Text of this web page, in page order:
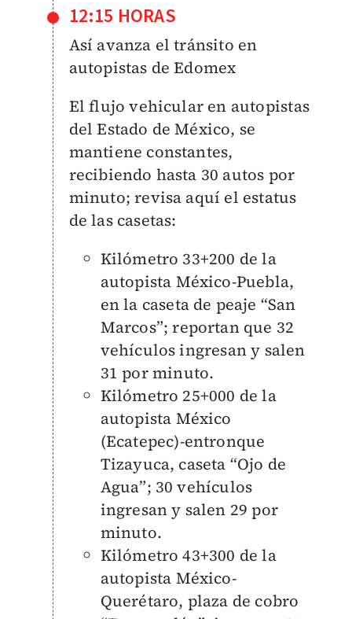
12:15 HORAS
Así avanza el tránsito en
autopistas de Edomex
El flujo vehicular en autopistas
del Estado de México, se
mantiene constantes,
recibiendo hasta 30 autos por
minuto; revisa aquí el estatus
de las casetas:
Kilómetro 33+200 de la
autopista México-Puebla,
en la caseta de peaje “San
Marcos”; reportan que 32
vehículos ingresan y salen
31 por minuto.
Kilómetro 25+000 de la
autopista México
(Ecatepec)-entronque
Tizayuca, caseta “Ojo de
Agua”; 30 vehículos
ingresan y salen 29 por
minuto.
Kilómetro 43+300 de la
autopista México-
Querétaro, plaza de cobro